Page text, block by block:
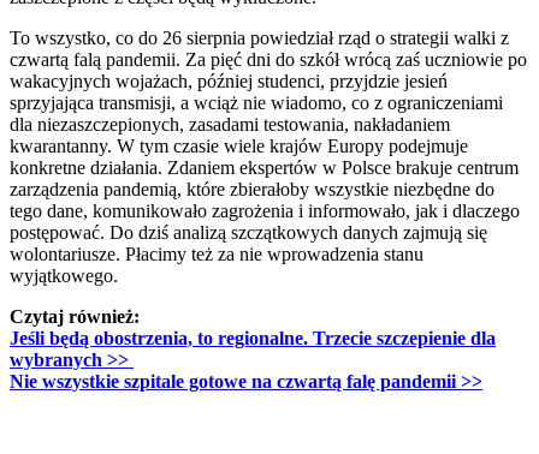
To wszystko, co do 26 sierpnia powiedział rząd o strategii walki z
czwartą falą pandemii. Za pięć dni do szkół wrócą zaś uczniowie po
wakacyjnych wojażach, później studenci, przyjdzie jesień
sprzyjająca transmisji, a wciąż nie wiadomo, co z ograniczeniami
dla niezaszczepionych, zasadami testowania, nakładaniem
kwarantanny. W tym czasie wiele krajów Europy podejmuje
konkretne działania. Zdaniem ekspertów w Polsce brakuje centrum
zarządzenia pandemią, które zbierałoby wszystkie niezbędne do
tego dane, komunikowało zagrożenia i informowało, jak i dlaczego
postępować. Do dziś analizą szczątkowych danych zajmują się
wolontariusze. Płacimy też za nie wprowadzenia stanu
wyjątkowego.
Czytaj również:
Jeśli będą obostrzenia, to regionalne. Trzecie szczepienie dla
wybranych >>
Nie wszystkie szpitale gotowe na czwartą falę pandemii >>